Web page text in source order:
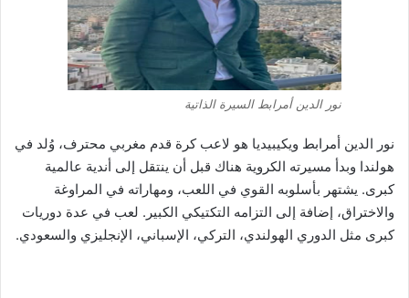
نور الدين أمرابط السيرة الذاتية
نور الدين أمرابط ويكيبيديا هو لاعب كرة قدم مغربي محترف، وُلد في
هولندا وبدأ مسيرته الكروية هناك قبل أن ينتقل إلى أندية عالمية
كبرى. يشتهر بأسلوبه القوي في اللعب، ومهاراته في المراوغة
والاختراق، إضافة إلى التزامه التكتيكي الكبير. لعب في عدة دوريات
كبرى مثل الدوري الهولندي، التركي، الإسباني، الإنجليزي والسعودي.